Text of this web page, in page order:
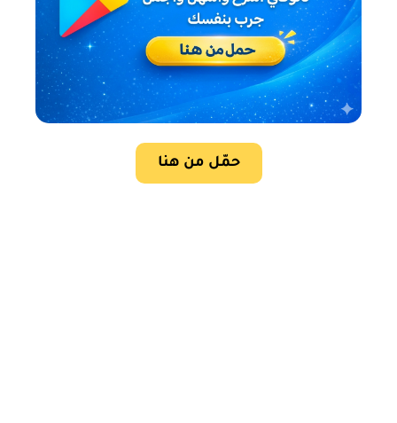
حمّل من هنا